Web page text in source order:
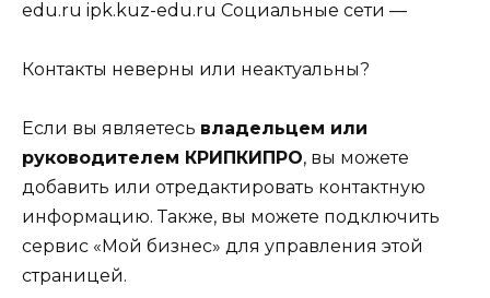
edu.ru ipk.kuz-edu.ru Cоциальные сети —
Контакты неверны или неактуальны?
Если вы являетесь владельцем или
руководителем КРИПКИПРО, вы можете
добавить или отредактировать контактную
информацию. Также, вы можете подключить
сервис «Мой бизнес» для управления этой
страницей.